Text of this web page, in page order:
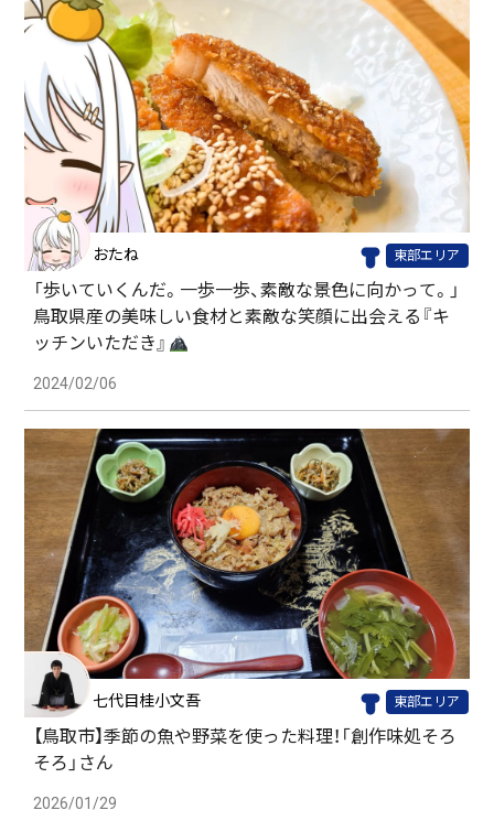
おたね 東部エリア
「歩いていくんだ。一歩一歩、素敵な景色に向かって。」
鳥取県産の美味しい食材と素敵な笑顔に出会える『キ
ッチンいただき』
2024/02/06
七代目桂小文吾 東部エリア
【鳥取市】季節の魚や野菜を使った料理！「創作味処そろ
そろ」さん
2026/01/29